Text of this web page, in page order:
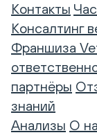
Контакты
Консалтинг
Франшиза
партнёры
знаний
Анализы О